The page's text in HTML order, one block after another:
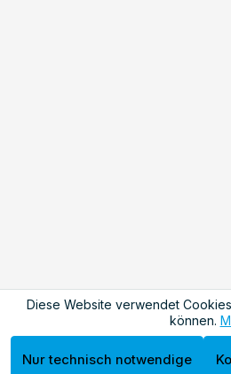
Diese Website verwendet
können.
Nur technisch notwendige